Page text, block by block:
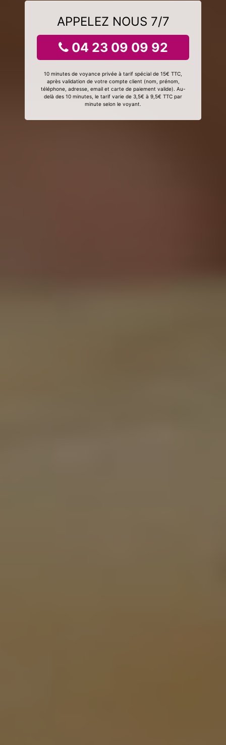
APPELEZ NOUS 7/7
04 23 09 09 92
10 minutes de voyance privée à tarif spécial de 15€ TTC,
après validation de votre compte client (nom, prénom,
téléphone, adresse, email et carte de paiement valide). Au-
delà des 10 minutes, le tarif varie de 3,5€ à 9,5€ TTC par
minute selon le voyant.